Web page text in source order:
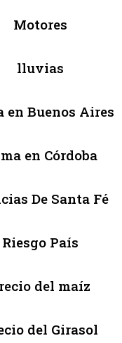
Motores
lluvias
en Buenos Aires
en Córdoba
De Santa Fé
Riesgo País
del maíz
del Girasol